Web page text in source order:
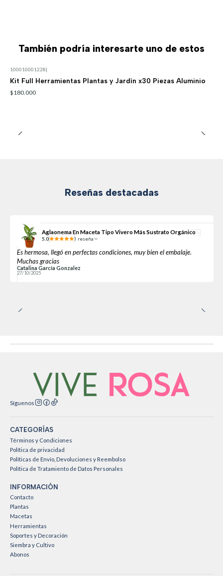
También podría interesarte uno de estos
100010001228|
Kit Full Herramientas Plantas y Jardín x30 Piezas Aluminio
$180.000
Reseñas destacadas
Aglaonema En Maceta Tipo Vivero Más Sustrato Orgánico
5.0 1 reseña
Es hermosa, llegó en perfectas condiciones, muy bien el embalaje.
Muchas gracias
Catalina García Gonzalez
27/10/2025
Síguenos
CATEGORÍAS
Términos y Condiciones
Política de privacidad
Políticas de Envío, Devoluciones y Reembolso
Política de Tratamiento de Datos Personales
INFORMACIÓN
Contacto
Plantas
Macetas
Herramientas
Soportes y Decoración
Siembra y Cultivo
Abonos